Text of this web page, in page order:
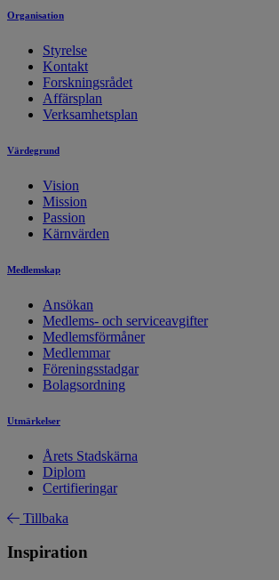
Organisation
Styrelse
Kontakt
Forskningsrådet
Affärsplan
Verksamhetsplan
Värdegrund
Vision
Mission
Passion
Kärnvärden
Medlemskap
Ansökan
Medlems- och serviceavgifter
Medlemsförmåner
Medlemmar
Föreningsstadgar
Bolagsordning
Utmärkelser
Årets Stadskärna
Diplom
Certifieringar
Tillbaka
Inspiration